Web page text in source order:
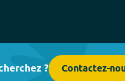
? Contactez-